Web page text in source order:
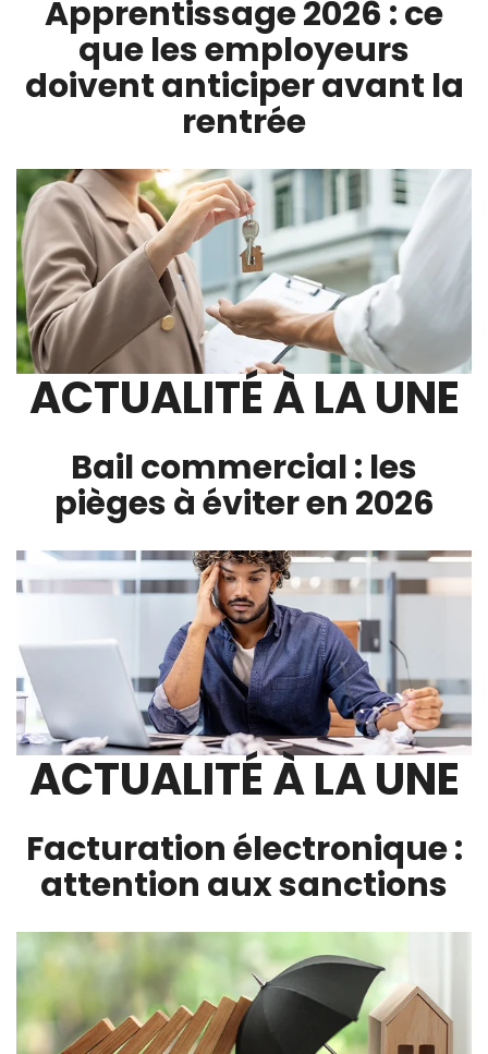
Apprentissage 2026 : ce
que les employeurs
doivent anticiper avant la
rentrée
ACTUALITÉ À LA UNE
Bail commercial : les
pièges à éviter en 2026
ACTUALITÉ À LA UNE
Facturation électronique :
attention aux sanctions